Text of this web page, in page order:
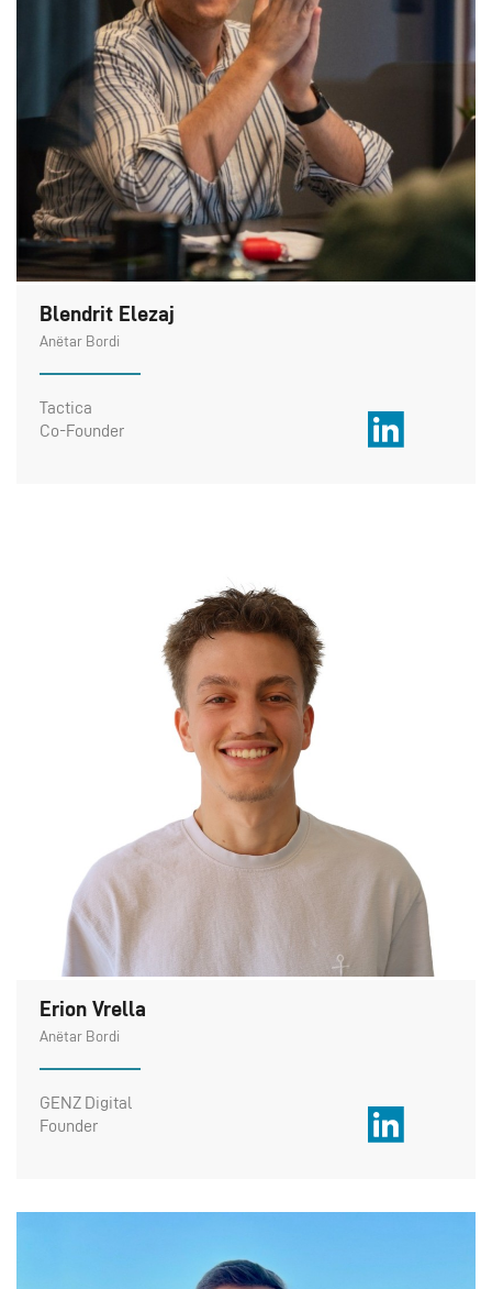
Blendrit Elezaj
Anëtar Bordi
Tactica
Co-Founder
Erion Vrella
Anëtar Bordi
GENZ Digital
Founder